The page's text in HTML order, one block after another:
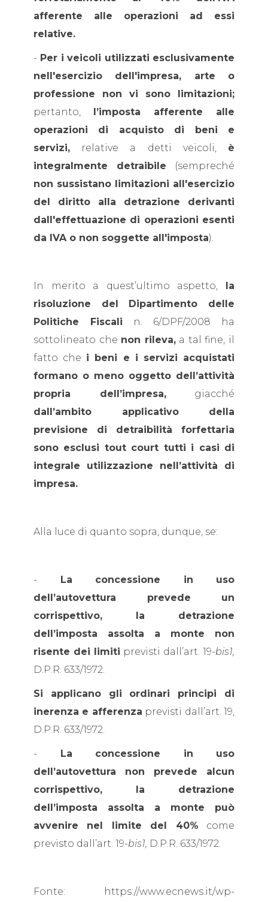
afferente alle operazioni ad essi
relative.
- Per i veicoli utilizzati esclusivamente
nell'esercizio dell'impresa, arte o
professione non vi sono limitazioni;
pertanto, l’imposta afferente alle
operazioni di acquisto di beni e
servizi, relative a detti veicoli, è
integralmente detraibile (sempreché
non sussistano limitazioni all'esercizio
del diritto alla detrazione derivanti
dall'effettuazione di operazioni esenti
da IVA o non soggette all'imposta).
In merito a quest’ultimo aspetto, la
risoluzione del Dipartimento delle
Politiche Fiscali n. 6/DPF/2008 ha
sottolineato che non rileva,a tal fine, il
fatto che i beni e i servizi acquistati
formano o meno oggetto dell’attività
propria dell’impresa,giacché
dall’ambito applicativo della
previsione di detraibilità forfettaria
sono esclusi tout court tutti i casi di
integrale utilizzazione nell’attività di
impresa.
Alla luce di quanto sopra, dunque, se:
- La concessione in uso
dell’autovettura prevede un
corrispettivo, la detrazione
dell’imposta assolta a monte non
risente dei limiti previsti dall’art. 19-bis1,
D.P.R. 633/1972.
Si applicano gli ordinari principi di
inerenza e afferenza previsti dall’art. 19,
D.P.R. 633/1972.
- La concessione in uso
dell’autovettura non prevede alcun
corrispettivo, la detrazione
dell’imposta assolta a monte può
avvenire nel limite del 40% come
previsto dall’art. 19-bis1, D.P.R. 633/1972.
Fonte: https://www.ecnews.it/wp-